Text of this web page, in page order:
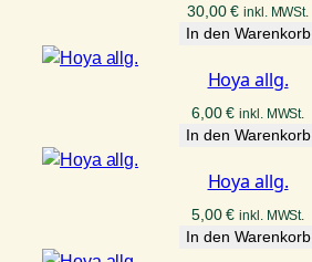
30,00€ inkl. MWSt.
In den Warenkorb
Hoya allg.
6,00€ inkl. MWSt.
In den Warenkorb
Hoya allg.
5,00€ inkl. MWSt.
In den Warenkorb